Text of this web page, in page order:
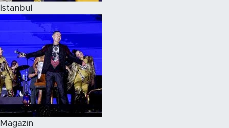
Istanbul
Magazin